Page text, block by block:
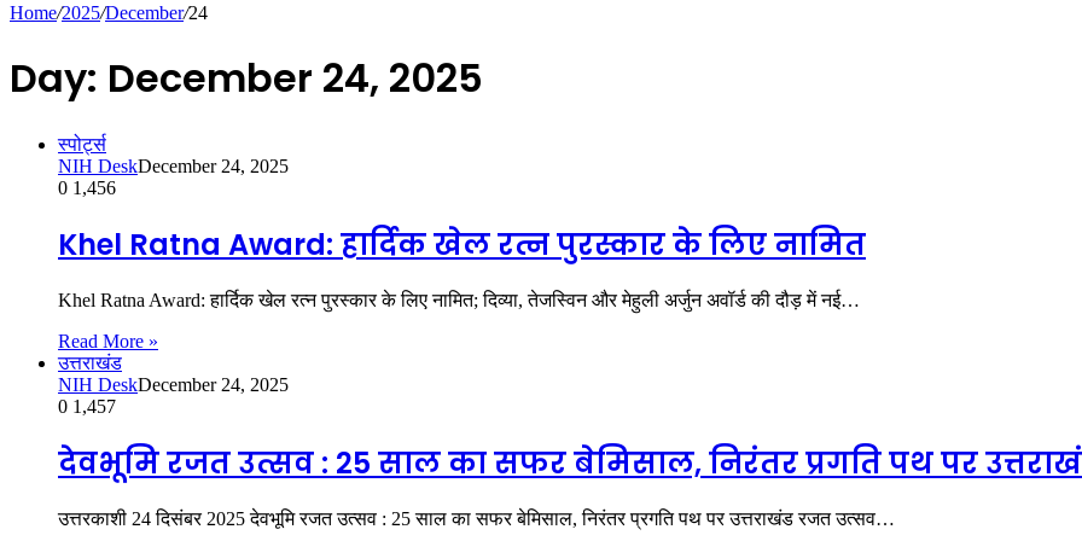
Article
Home/2025/December/24
Day: December 24, 2025
स्पोर्ट्स
NIH DeskDecember 24, 2025
0 1,456
Khel Ratna Award: हार्दिक खेल रत्न पुरस्कार के लिए नामित
Khel Ratna Award: हार्दिक खेल रत्न पुरस्कार के लिए नामित; दिव्या, तेजस्विन और मेहुली अर्जुन अवॉर्ड की दौड़ में नई…
Read More »
उत्तराखंड
NIH DeskDecember 24, 2025
0 1,457
देवभूमि रजत उत्सव : 25 साल का सफर बेमिसाल, निरंतर प्रगति पथ पर
उत्तरकाशी 24 दिसंबर 2025 देवभूमि रजत उत्सव : 25 साल का सफर बेमिसाल, निरंतर प्रगति पथ पर उत्तराखंड रजत उत्सव…